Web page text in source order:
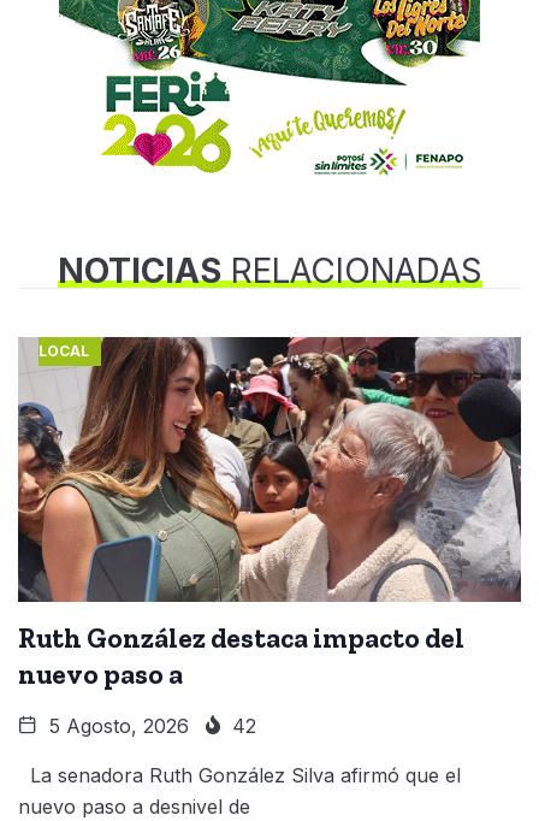
NOTICIASRELACIONADAS
LOCAL
Ruth González destaca impacto del
nuevo paso a
5 Agosto, 2026 42
La senadora Ruth González Silva afirmó que el
nuevo paso a desnivel de